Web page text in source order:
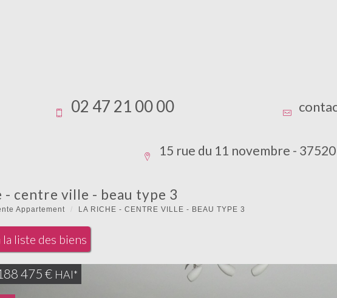
02 47 21 00 00
15 rue du 11 novembre - 37520
- centre ville - beau type 3
Appartement LA RICHE - CENTRE VILLE - BEAU TYPE 3
la liste des biens
475 € HAI*